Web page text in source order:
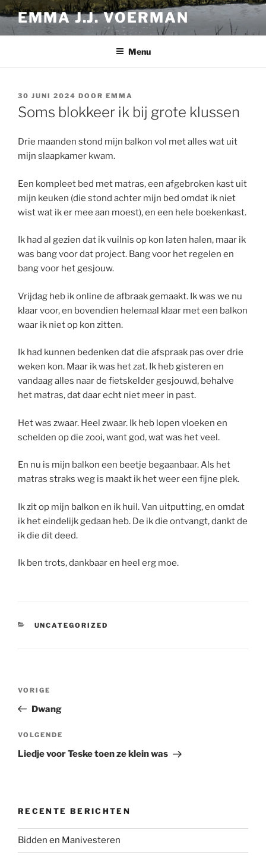
Ga
naar
de
EMMA J.J. VOERMAN
Menu
GEPLAATST
OP
30 JUNI 2024 DOOR EMMA
Soms blokkeer ik bij grote klussen
Drie maanden stond mijn balkon vol met alles wat uit
mijn slaapkamer kwam.
Een kompleet bed met matras, een afgebroken kast uit
mijn keuken (die stond achter mijn bed omdat ik niet
wist wat ik er mee aan moest), en een hele boekenkast.
Ik had al gezien dat ik vuilnis op kon laten halen, maar ik
was bang voor dat project. Bang voor het regelen en
bang voor het gesjouw.
Vrijdag heb ik online de afbraak gemaakt. Ik was we nu
klaar voor, en bovendien helemaal klaar met een balkon
waar ik niet op kon zitten.
Ik had kunnen bedenken dat die afspraak pas over drie
weken kon. Maar ik was het zat. Ik heb gisteren en
vandaag alles naar de fietskelder gesjouwd, behalve
het matras, dat daar echt niet meer in past.
Het was zwaar. Heel zwaar. Ik heb lopen vloeken en
schelden op die zooi, want god, wat was het veel.
En nu is mijn balkon een beetje begaanbaar. Als het
matras straks weg is maakt ik het weer een fijne plek.
Ik zit op mijn balkon en ik huil. Van uitputting, en omdat
ik het eindelijk gedaan heb. De ik die ontvangt, dankt de
ik die dit deed.
Ik ben trots, dankbaar en heel erg moe.
CATEGORIEËN
UNCATEGORIZED
Vorig
bericht
VORIGE
Dwang
Volgend
bericht
VOLGENDE
Liedje voor Teske toen ze klein was
RECENTE BERICHTEN
Bidden en Manivesteren